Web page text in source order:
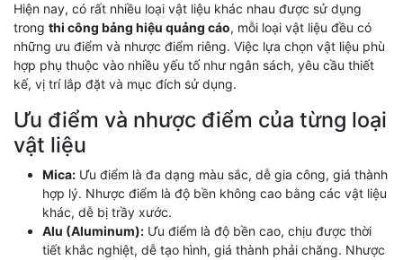
Hiện nay, có rất nhiều loại vật liệu khác nhau được sử dụng
trong thi công bảng hiệu quảng cáo, mỗi loại vật liệu đều có
những ưu điểm và nhược điểm riêng. Việc lựa chọn vật liệu phù
hợp phụ thuộc vào nhiều yếu tố như ngân sách, yêu cầu thiết
kế, vị trí lắp đặt và mục đích sử dụng.
Ưu điểm và nhược điểm của từng loại
vật liệu
Mica: Ưu điểm là đa dạng màu sắc, dễ gia công, giá thành
hợp lý. Nhược điểm là độ bền không cao bằng các vật liệu
khác, dễ bị trầy xước.
Alu (Aluminum): Ưu điểm là độ bền cao, chịu được thời
tiết khắc nghiệt, dễ tạo hình, giá thành phải chăng. Nhược